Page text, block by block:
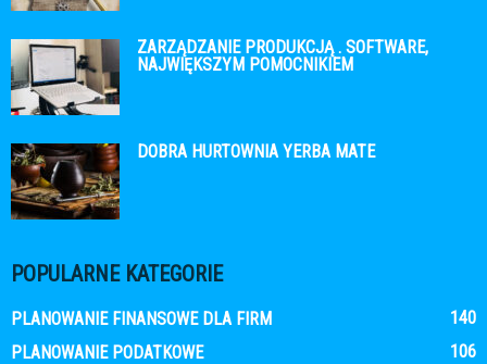
ZARZĄDZANIE PRODUKCJĄ . SOFTWARE,
NAJWIĘKSZYM POMOCNIKIEM
DOBRA HURTOWNIA YERBA MATE
POPULARNE KATEGORIE
PLANOWANIE FINANSOWE DLA FIRM
140
PLANOWANIE PODATKOWE
106